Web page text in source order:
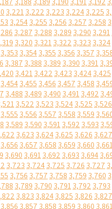
3,2213,222 3,223 3,2243,225
3,2543,255 3,256 3,257 3,258
3,287 3,288 3,289 3,290 3,291
3,320 3,3213,322 3,323 3,324
3,353 3,3543,355 3,356 3,357
3,387 3,388 3,389 3,390 3,391
3,4213,422 3,423 3,4243,425
3,4543,455 3,456 3,457 3,458
3,488 3,489 3,490 3,4913,492
3,522 3,523 3,5243,525 3,526
3,555 3,556 3,557 3,558 3,559
3,589 3,590 3,5913,592 3,593
3,623 3,6243,625 3,626 3,627
3,656 3,657 3,658 3,659 3,660
3,690 3,6913,692 3,693 3,694
3,723 3,7243,725 3,726 3,727
3,756 3,757 3,758 3,759 3,760
3,789 3,790 3,7913,792 3,793
3,823 3,8243,825 3,826 3,827
3,856 3,857 3,858 3,859 3,860